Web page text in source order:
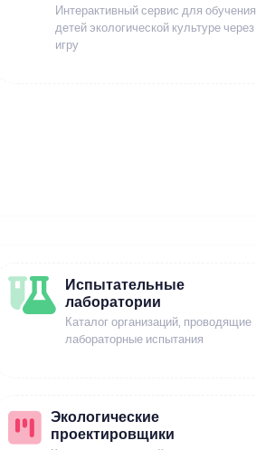
Интерактивный сервис для обучения
детей экологической культуре через
игру
Испытательные
лаборатории
Каталог организаций, проводящие
лабораторные испытания
Экологические
проектировщики